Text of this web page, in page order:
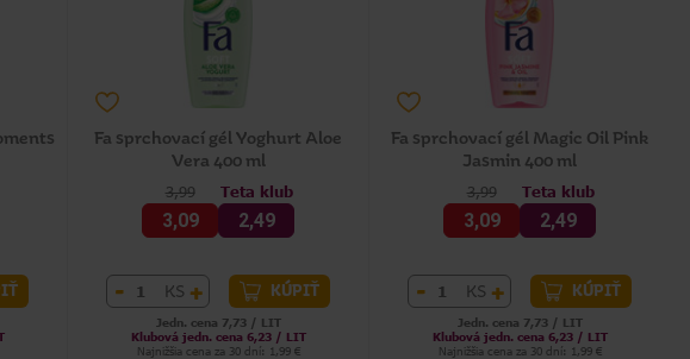
Fa sprchovací gél Yoghurt Aloe
Vera 400 ml
3,99
3,09
Teta klub
2,49
- KS + KÚPIŤ
Jedn. cena 7,73 / LIT
Klubová jedn. cena 6,23 / LIT
Najnižšia cena za 30 dní: 1,99 €
Fa sprchovací gél Magic Oil Pink
Jasmin 400 ml
3,99
3,09
Teta klub
2,49
- KS + KÚPIŤ
Jedn. cena 7,73 / LIT
Klubová jedn. cena 6,23 / LIT
Najnižšia cena za 30 dní: 1,99 €